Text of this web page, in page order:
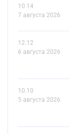
10.14
7 августа 2026
12.12
6 августа 2026
10.10
5 августа 2026